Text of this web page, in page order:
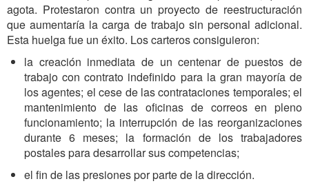
agota. Protestaron contra un proyecto de reestructuración
que aumentaría la carga de trabajo sin personal adicional.
Esta huelga fue un éxito. Los carteros consiguieron:
la creación inmediata de un centenar de puestos de
trabajo con contrato indefinido para la gran mayoría de
los agentes; el cese de las contrataciones temporales; el
mantenimiento de las oficinas de correos en pleno
funcionamiento; la interrupción de las reorganizaciones
durante 6 meses; la formación de los trabajadores
postales para desarrollar sus competencias;
el fin de las presiones por parte de la dirección.